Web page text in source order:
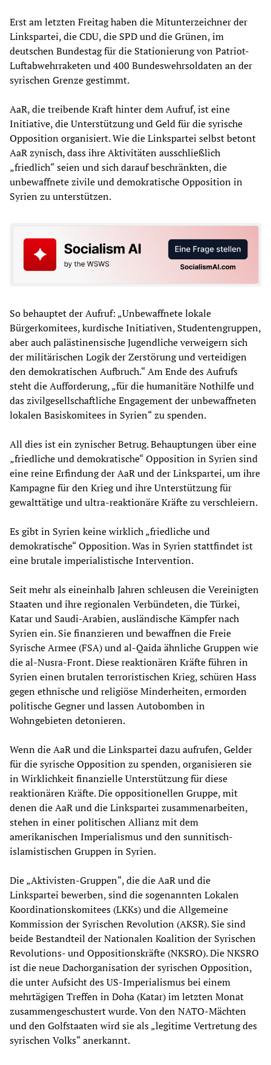
Erst am letzten Freitag haben die Mitunterzeichner der
Linkspartei, die CDU, die SPD und die Grünen, im
deutschen Bundestag für die Stationierung von Patriot-
Luftabwehrraketen und 400 Bundeswehrsoldaten an der
syrischen Grenze gestimmt.
AaR, die treibende Kraft hinter dem Aufruf, ist eine
Initiative, die Unterstützung und Geld für die syrische
Opposition organisiert. Wie die Linkspartei selbst betont
AaR zynisch, dass ihre Aktivitäten ausschließlich
„friedlich“ seien und sich darauf beschränkten, die
unbewaffnete zivile und demokratische Opposition in
Syrien zu unterstützen.
So behauptet der Aufruf: „Unbewaffnete lokale
Bürgerkomitees, kurdische Initiativen, Studentengruppen,
aber auch palästinensische Jugendliche verweigern sich
der militärischen Logik der Zerstörung und verteidigen
den demokratischen Aufbruch.“ Am Ende des Aufrufs
steht die Aufforderung, „für die humanitäre Nothilfe und
das zivilgesellschaftliche Engagement der unbewaffneten
lokalen Basiskomitees in Syrien“ zu spenden.
All dies ist ein zynischer Betrug. Behauptungen über eine
„friedliche und demokratische“ Opposition in Syrien sind
eine reine Erfindung der AaR und der Linkspartei, um ihre
Kampagne für den Krieg und ihre Unterstützung für
gewalttätige und ultra-reaktionäre Kräfte zu verschleiern.
Es gibt in Syrien keine wirklich „friedliche und
demokratische“ Opposition. Was in Syrien stattfindet ist
eine brutale imperialistische Intervention.
Seit mehr als eineinhalb Jahren schleusen die Vereinigten
Staaten und ihre regionalen Verbündeten, die Türkei,
Katar und Saudi-Arabien, ausländische Kämpfer nach
Syrien ein. Sie finanzieren und bewaffnen die Freie
Syrische Armee (FSA) und al-Qaida ähnliche Gruppen wie
die al-Nusra-Front. Diese reaktionären Kräfte führen in
Syrien einen brutalen terroristischen Krieg, schüren Hass
gegen ethnische und religiöse Minderheiten, ermorden
politische Gegner und lassen Autobomben in
Wohngebieten detonieren.
Wenn die AaR und die Linkspartei dazu aufrufen, Gelder
für die syrische Opposition zu spenden, organisieren sie
in Wirklichkeit finanzielle Unterstützung für diese
reaktionären Kräfte. Die oppositionellen Gruppe, mit
denen die AaR und die Linkspartei zusammenarbeiten,
stehen in einer politischen Allianz mit dem
amerikanischen Imperialismus und den sunnitisch-
islamistischen Gruppen in Syrien.
Die „Aktivisten-Gruppen“, die die AaR und die
Linkspartei bewerben, sind die sogenannten Lokalen
Koordinationskomitees (LKKs) und die Allgemeine
Kommission der Syrischen Revolution (AKSR). Sie sind
beide Bestandteil der Nationalen Koalition der Syrischen
Revolutions- und Oppositionskräfte (NKSRO). Die NKSRO
ist die neue Dachorganisation der syrischen Opposition,
die unter Aufsicht des US-Imperialismus bei einem
mehrtägigen Treffen in Doha (Katar) im letzten Monat
zusammengeschustert wurde. Von den NATO-Mächten
und den Golfstaaten wird sie als „legitime Vertretung des
syrischen Volks“ anerkannt.